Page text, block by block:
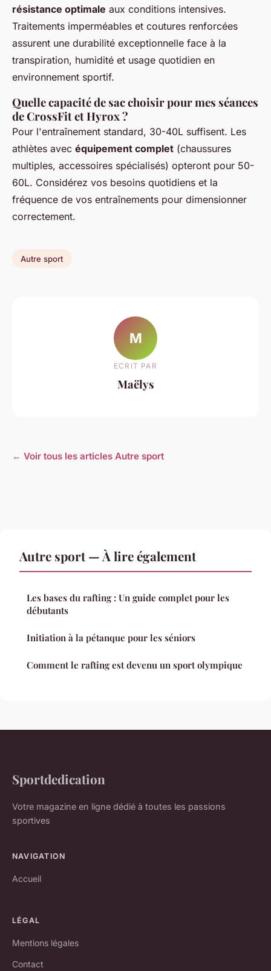
résistance optimale aux conditions intensives.
Traitements imperméables et coutures renforcées
assurent une durabilité exceptionnelle face à la
transpiration, humidité et usage quotidien en
environnement sportif.
Quelle capacité de sac choisir pour mes séances
de CrossFit et Hyrox ?
Pour l'entraînement standard, 30-40L suffisent. Les
athlètes avec équipement complet (chaussures
multiples, accessoires spécialisés) opteront pour 50-
60L. Considérez vos besoins quotidiens et la
fréquence de vos entraînements pour dimensionner
correctement.
Autre sport
M
ECRIT PAR
Maëlys
← Voir tous les articles Autre sport
Autre sport — À lire également
Les bases du rafting : Un guide complet pour les
débutants
Initiation à la pétanque pour les séniors
Comment le rafting est devenu un sport olympique
Sportdedication
Votre magazine en ligne dédié à toutes les passions
sportives
NAVIGATION
Accueil
LÉGAL
Mentions légales
Contact